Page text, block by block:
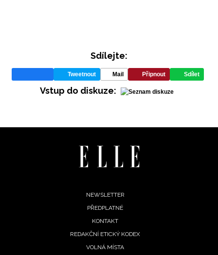
INFORMACE
Sdílejte:
Tweetnout Mail Připnout Sdílet
Vstup do diskuze:
NEWSLETTER
PŘEDPLATNÉ
KONTAKT
REDAKČNÍ ETICKÝ KODEX
VOLNÁ MÍSTA